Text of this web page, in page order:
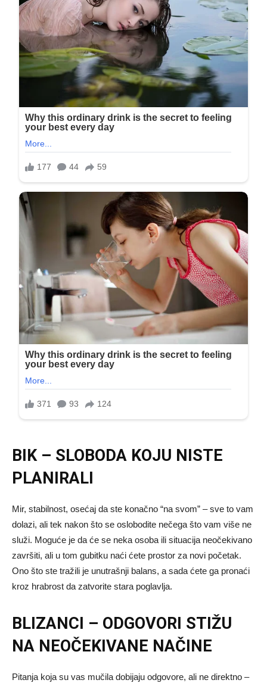
BIK – SLOBODA KOJU NISTE
PLANIRALI
Mir, stabilnost, osećaj da ste konačno “na svom” – sve to vam
dolazi, ali tek nakon što se oslobodite nečega što vam više ne
služi. Moguće je da će se neka osoba ili situacija neočekivano
završiti, ali u tom gubitku naći ćete prostor za novi početak.
Ono što ste tražili je unutrašnji balans, a sada ćete ga pronaći
kroz hrabrost da zatvorite stara poglavlja.
BLIZANCI – ODGOVORI STIŽU
NA NEOČEKIVANE NAČINE
Pitanja koja su vas mučila dobijaju odgovore, ali ne direktno –